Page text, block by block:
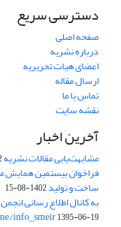
دسترسی سریع
صفحه اصلی
درباره نشریه
اعضای هیات تحریریه
ارسال مقاله
تماس با ما
نقشه سایت
آخرین اخبار
مشابهت‌یابی مقالات نشریه
فراخوان بیستمین همایش
ساخت و تولید1402-08-15
به کانال اطلاع رسانی
info_smeir1395-06-19